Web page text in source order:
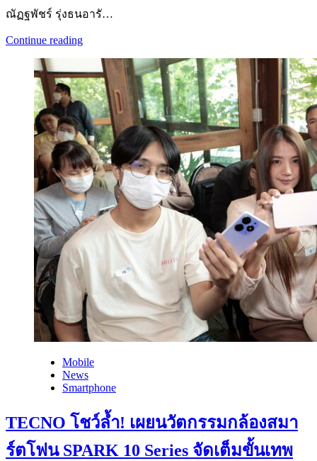
ณัฏฐพัชร์ รุ่งธนอารั…
Continue reading
Mobile
News
Smartphone
TECNO โชว์ล้ำ! เผยนวัตกรรมกล้องสมา
ร์ตโฟน SPARK 10 Series จัดเต็มขั้นเทพ